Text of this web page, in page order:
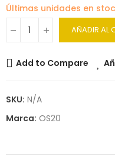
Últimas unidades en
AÑADIR AL
Add to Compare
SKU: N/A
Marca: OS20